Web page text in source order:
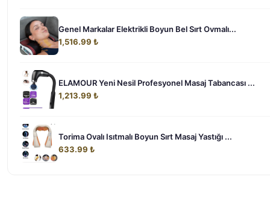
Genel Markalar Elektrikli Boyun Bel Sırt Ovmalı...
1,516.99 ₺
ELAMOUR Yeni Nesil Profesyonel Masaj Tabancası ...
1,213.99 ₺
Torima Ovalı Isıtmalı Boyun Sırt Masaj Yastığı ...
633.99 ₺